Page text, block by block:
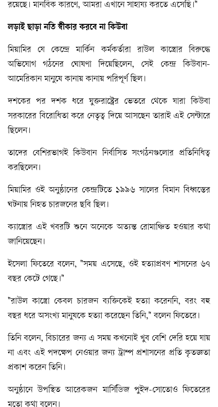
রয়েছে। মানবিক কারণে, আমরা এখানে সাহায্য করতে এসেছি।"
লড়াই ছাড়া নতি স্বীকার করবে না কিউবা
মিয়ামির যে কেন্দ্রে মার্কিন কর্মকর্তারা রাউল কাস্ত্রোর বিরুদ্ধে
অভিযোগ গঠনের ঘোষণা দিয়েছিলেন, সেই কেন্দ্র কিউবান-
আমেরিকান মানুষে কানায় কানায় পরিপূর্ণ ছিল।
দশকের পর দশক ধরে যুক্তরাষ্ট্রের ভেতরে থেকে যারা কিউবা
সরকারের বিরোধিতা করে নেতৃত্ব দিয়ে আসছেন তারাই এই সেন্টারে
ছিলেন।
তাদের বেশিরভাগই কিউবান নির্বাসিত সংগঠনগুলোর প্রতিনিধিত্ব
করছিলেন।
মিয়ামির ওই অনুষ্ঠানের কেন্দ্রটিতে ১৯৯৬ সালের বিমান বিধ্বস্তের
ঘটনায় নিহত চারজনের ছবি ছিল।
ক্যাস্ত্রোর এই খবরটি শুনে অনেকে অত্যন্ত রোমাঞ্চিত হওয়ার কথা
জানিয়েছেন।
ইসেলা ফিতেরে বলেন, "সময় এসেছে, ওই হত্যাপ্রবণ শাসনের ৬৭
বছর কেটে গেছে।"
"রাউল কাস্ত্রো কেবল চারজন ব্যক্তিকেই হত্যা করেননি, বরং বহু
বছর ধরে অসংখ্য মানুষকে হত্যা করেছেন তিনি," বলেন ফিতেরে।
তিনি বলেন, বিচারের জন্য এ সময় কখনোই খুব বেশি দেরি হয়ে যায়
না এবং এই পদক্ষেপ নেওয়ার জন্য ট্রাম্প প্রশাসনের প্রতি কৃতজ্ঞতা
প্রকাশ করেন তিনি।
অনুষ্ঠানে উপস্থিত আরেকজন মার্সিডিজ পুইদ-সোতোও ফিতেরের
মতো কথা বলেন।